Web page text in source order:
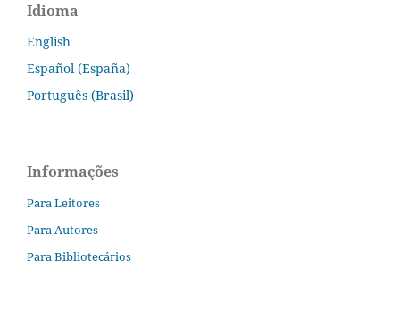
Idioma
English
Español (España)
Português (Brasil)
Informações
Para Leitores
Para Autores
Para Bibliotecários